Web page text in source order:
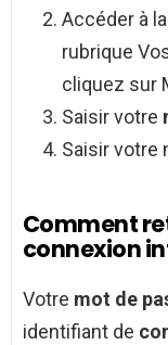
Accéder à
rubrique
cliquez sur
Saisir votre
Saisir votre
Comment
connexion
Votre mot de
identifiant de